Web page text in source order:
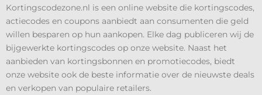
Kortingscodezone.nl is een online website die kortingscodes,
actiecodes en coupons aanbiedt aan consumenten die geld
willen besparen op hun aankopen. Elke dag publiceren wij de
bijgewerkte kortingscodes op onze website. Naast het
aanbieden van kortingsbonnen en promotiecodes, biedt
onze website ook de beste informatie over de nieuwste deals
en verkopen van populaire retailers.